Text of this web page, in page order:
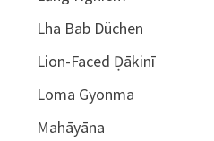
Lha Bab Düchen
Lion-Faced Ḍākinī
Loma Gyonma
Mahāyāna